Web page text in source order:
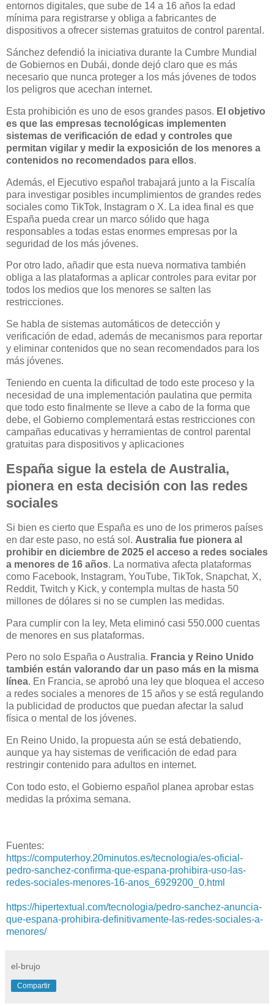
entornos digitales, que sube de 14 a 16 años la edad
mínima para registrarse y obliga a fabricantes de
dispositivos a ofrecer sistemas gratuitos de control parental.
Sánchez defendió la iniciativa durante la Cumbre Mundial
de Gobiernos en Dubái, donde dejó claro que es más
necesario que nunca proteger a los más jóvenes de todos
los peligros que acechan internet.
Esta prohibición es uno de esos grandes pasos. El objetivo
es que las empresas tecnológicas implementen
sistemas de verificación de edad y controles que
permitan vigilar y medir la exposición de los menores a
contenidos no recomendados para ellos.
Además, el Ejecutivo español trabajará junto a la Fiscalía
para investigar posibles incumplimientos de grandes redes
sociales como TikTok, Instagram o X. La idea final es que
España pueda crear un marco sólido que haga
responsables a todas estas enormes empresas por la
seguridad de los más jóvenes.
Por otro lado, añadir que esta nueva normativa también
obliga a las plataformas a aplicar controles para evitar por
todos los medios que los menores se salten las
restricciones.
Se habla de sistemas automáticos de detección y
verificación de edad, además de mecanismos para reportar
y eliminar contenidos que no sean recomendados para los
más jóvenes.
Teniendo en cuenta la dificultad de todo este proceso y la
necesidad de una implementación paulatina que permita
que todo esto finalmente se lleve a cabo de la forma que
debe, el Gobierno complementará estas restricciones con
campañas educativas y herramientas de control parental
gratuitas para dispositivos y aplicaciones
España sigue la estela de Australia,
pionera en esta decisión con las redes
sociales
Si bien es cierto que España es uno de los primeros países
en dar este paso, no está sol. Australia fue pionera al
prohibir en diciembre de 2025 el acceso a redes sociales
a menores de 16 años. La normativa afecta plataformas
como Facebook, Instagram, YouTube, TikTok, Snapchat, X,
Reddit, Twitch y Kick, y contempla multas de hasta 50
millones de dólares si no se cumplen las medidas.
Para cumplir con la ley, Meta eliminó casi 550.000 cuentas
de menores en sus plataformas.
Pero no solo España o Australia. Francia y Reino Unido
también están valorando dar un paso más en la misma
línea. En Francia, se aprobó una ley que bloquea el acceso
a redes sociales a menores de 15 años y se está regulando
la publicidad de productos que puedan afectar la salud
física o mental de los jóvenes.
En Reino Unido, la propuesta aún se está debatiendo,
aunque ya hay sistemas de verificación de edad para
restringir contenido para adultos en internet.
Con todo esto, el Gobierno español planea aprobar estas
medidas la próxima semana.
Fuentes:
https://computerhoy.20minutos.es/tecnologia/es-oficial-
pedro-sanchez-confirma-que-espana-prohibira-uso-las-
redes-sociales-menores-16-anos_6929200_0.html
https://hipertextual.com/tecnologia/pedro-sanchez-anuncia-
que-espana-prohibira-definitivamente-las-redes-sociales-a-
menores/
el-brujo
Compartir